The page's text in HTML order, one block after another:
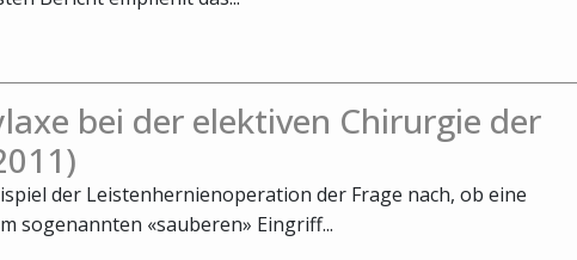
bei der elektiven Chirurgie der
der Leistenhernienoperation der Frage nach, ob eine
sogenannten «sauberen» Eingriff...